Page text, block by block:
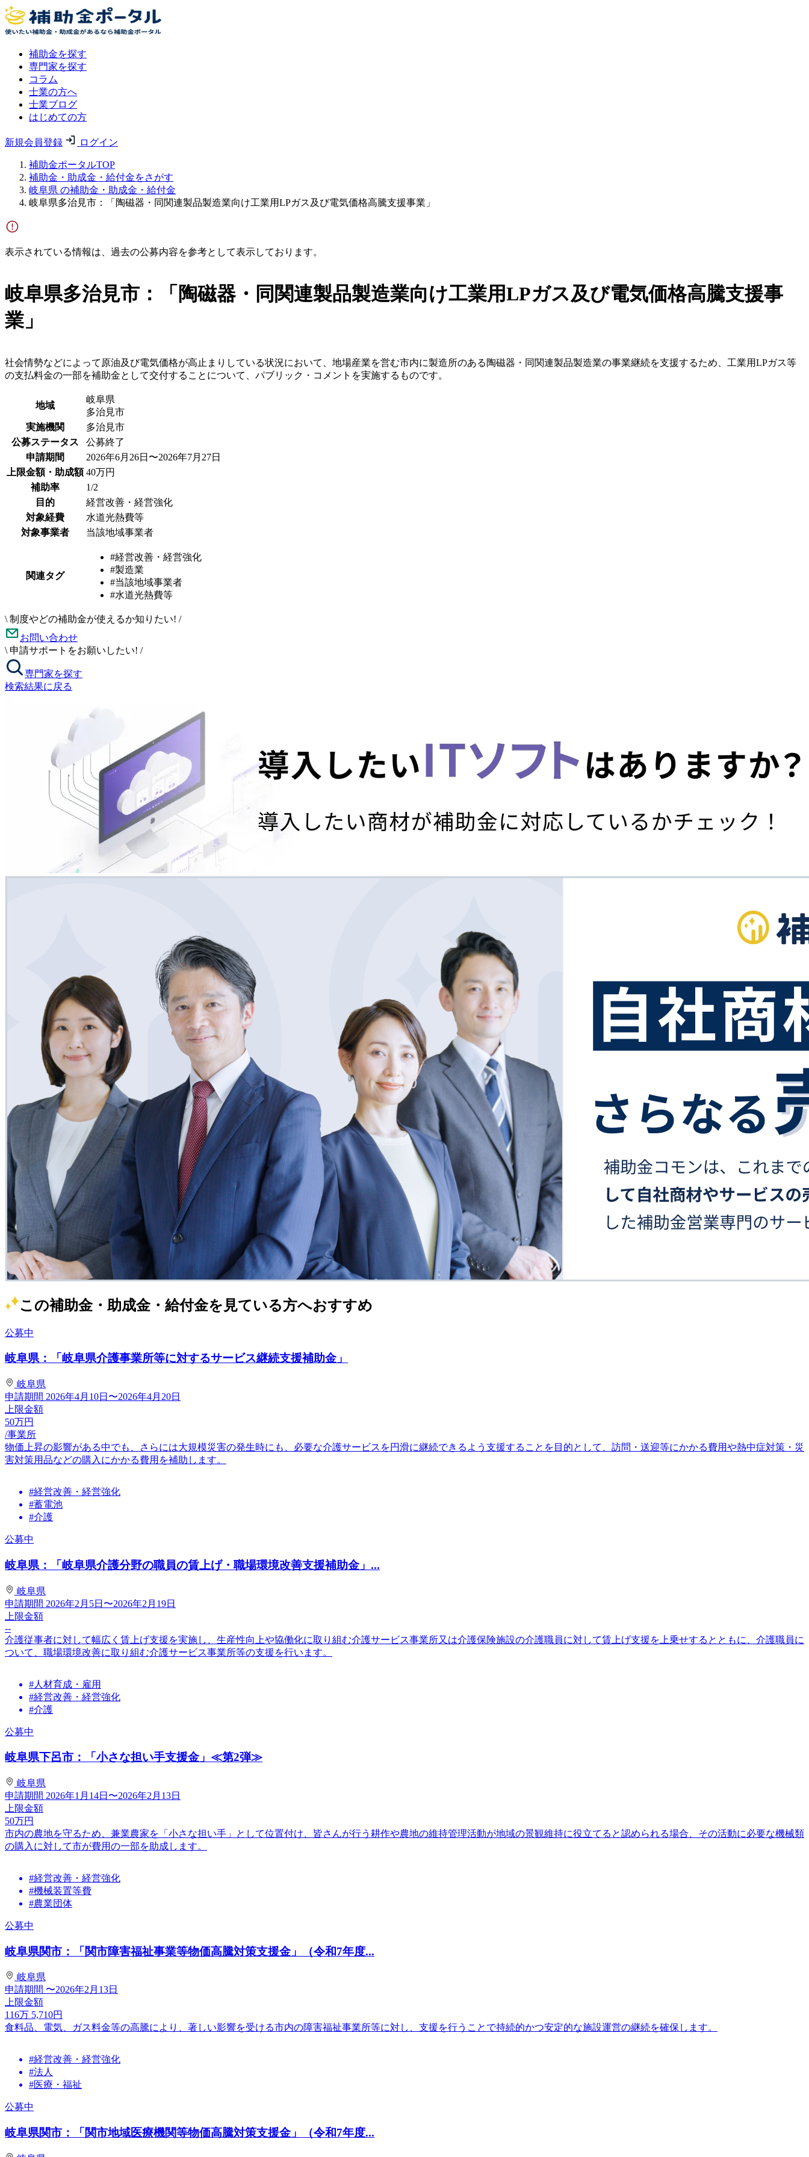
補助金を探す
専門家を探す
コラム
士業の方へ
士業ブログ
はじめての方
新規会員登録 ログイン
補助金ポータルTOP
補助金・助成金・給付金をさがす
岐阜県 の補助金・助成金・給付金
岐阜県多治見市：「陶磁器・同関連製品製造業向け工業用LPガス及び電気価格高騰支援事業」
表示されている情報は、過去の公募内容を参考として表示しております。
岐阜県多治見市：「陶磁器・同関連製品製造業向け工業用LPガス及び電気価格高騰支援事
業」
社会情勢などによって原油及び電気価格が高止まりしている状況において、地場産業を営む市内に製造所のある陶磁器・同関連製品製造業の事業継続を支援するため、工業用LPガス等
の支払料金の一部を補助金として交付することについて、パブリック・コメントを実施するものです。
地域
岐阜県
多治見市
実施機関
多治見市
公募ステータス
公募終了
申請期間
2026年6月26日〜2026年7月27日
上限金額・助成額 40万円
補助率
1/2
目的
経営改善・経営強化
対象経費
水道光熱費等
対象事業者
当該地域事業者
関連タグ
#経営改善・経営強化
#製造業
#当該地域事業者
#水道光熱費等
\ 制度やどの補助金が使えるか知りたい! /
お問い合わせ
\ 申請サポートをお願いしたい! /
専門家を探す
検索結果に戻る
この補助金・助成金・給付金を見ている方へおすすめ
公募中
岐阜県：「岐阜県介護事業所等に対するサービス継続支援補助金」
岐阜県
申請期間 2026年4月10日〜2026年4月20日
上限金額
50万円
/事業所
物価上昇の影響がある中でも、さらには大規模災害の発生時にも、必要な介護サービスを円滑に継続できるよう支援することを目的として、訪問・送迎等にかかる費用や熱中症対策・災
害対策用品などの購入にかかる費用を補助します。
#経営改善・経営強化
#蓄電池
#介護
公募中
岐阜県：「岐阜県介護分野の職員の賃上げ・職場環境改善支援補助金」...
岐阜県
申請期間 2026年2月5日〜2026年2月19日
上限金額
--
介護従事者に対して幅広く賃上げ支援を実施し、生産性向上や協働化に取り組む介護サービス事業所又は介護保険施設の介護職員に対して賃上げ支援を上乗せするとともに、介護職員に
ついて、職場環境改善に取り組む介護サービス事業所等の支援を行います。
#人材育成・雇用
#経営改善・経営強化
#介護
公募中
岐阜県下呂市：「小さな担い手支援金」≪第2弾≫
岐阜県
申請期間 2026年1月14日〜2026年2月13日
上限金額
50万円
市内の農地を守るため、兼業農家を「小さな担い手」として位置付け、皆さんが行う耕作や農地の維持管理活動が地域の景観維持に役立てると認められる場合、その活動に必要な機械類
の購入に対して市が費用の一部を助成します。
#経営改善・経営強化
#機械装置等費
#農業団体
公募中
岐阜県関市：「関市障害福祉事業等物価高騰対策支援金」（令和7年度...
岐阜県
申請期間 〜2026年2月13日
上限金額
116万 5,710円
食料品、電気、ガス料金等の高騰により、著しい影響を受ける市内の障害福祉事業所等に対し、支援を行うことで持続的かつ安定的な施設運営の継続を確保します。
#経営改善・経営強化
#法人
#医療・福祉
公募中
岐阜県関市：「関市地域医療機関等物価高騰対策支援金」（令和7年度...